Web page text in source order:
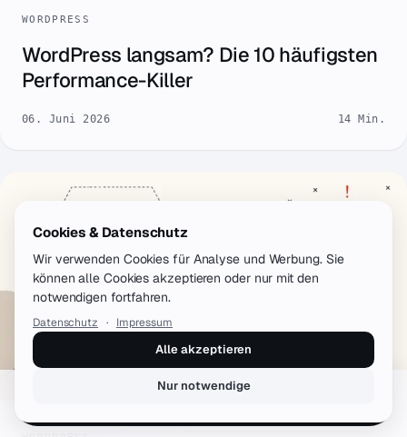
WORDPRESS
WordPress langsam? Die 10 häufigsten
Performance-Killer
06. Juni 2026 14 Min.
Cookies & Datenschutz
Wir verwenden Cookies für Analyse und Werbung. Sie
können alle Cookies akzeptieren oder nur mit den
notwendigen fortfahren.
Datenschutz · Impressum
Alle akzeptieren
Nur notwendige